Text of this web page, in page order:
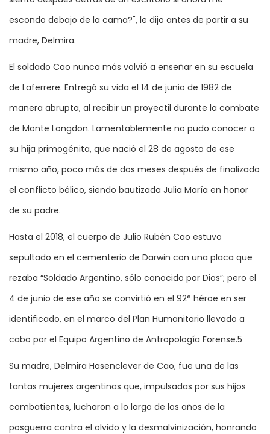
escondo debajo de la cama?", le dijo antes de partir a su
madre, Delmira.
El soldado Cao nunca más volvió a enseñar en su escuela
de Laferrere. Entregó su vida el 14 de junio de 1982 de
manera abrupta, al recibir un proyectil durante la combate
de Monte Longdon. Lamentablemente no pudo conocer a
su hija primogénita, que nació el 28 de agosto de ese
mismo año, poco más de dos meses después de finalizado
el conflicto bélico, siendo bautizada Julia María en honor
de su padre.
Hasta el 2018, el cuerpo de Julio Rubén Cao estuvo
sepultado en el cementerio de Darwin con una placa que
rezaba “Soldado Argentino, sólo conocido por Dios”; pero el
4 de junio de ese año se convirtió en el 92° héroe en ser
identificado, en el marco del Plan Humanitario llevado a
cabo por el Equipo Argentino de Antropología Forense.5
Su madre, Delmira Hasenclever de Cao, fue una de las
tantas mujeres argentinas que, impulsadas por sus hijos
combatientes, lucharon a lo largo de los años de la
posguerra contra el olvido y la desmalvinización, honrando